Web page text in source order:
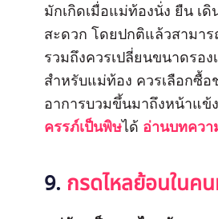
มักเกิดเมื่อแม่ท้องนั่ง ยืน เ
สะดวก โดยปกติแล้วสามา
รวมถึงควรเปลี่ยนขนาดรอ
สำหรับแม่ท้อง ควรเลือกซื้อ
อาการบวมขึ้นมาถึงหน้าแ
ครรภ์เป็นพิษได้ อ่านบทควา
9. กรดไหลย้อนในค